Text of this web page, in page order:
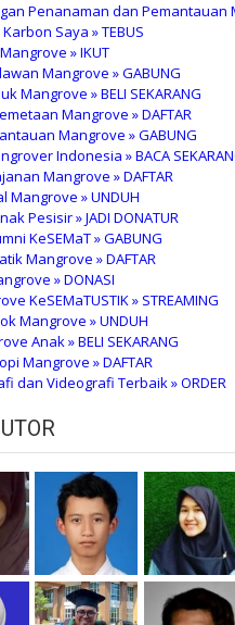
Penanaman dan Pemantauan
Saya » TEBUS
» IKUT
Mangrove » GABUNG
Mangrove » BELI SEKARANG
Mangrove » DAFTAR
Mangrove » GABUNG
Indonesia » BACA
Mangrove » DAFTAR
Mangrove » UNDUH
Pesisir » JADI DONATUR
KeSEMaT » GABUNG
Mangrove » DAFTAR
» DONASI
KeSEMaTUSTIK » STREAMING
Mangrove » UNDUH
Anak » BELI SEKARANG
Mangrove » DAFTAR
dan Videografi Terbaik » ORDER